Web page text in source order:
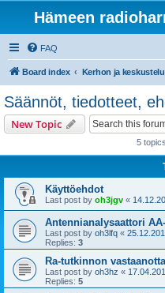
Hämeen
FAQ
Board index
Säännöt, tiedotteet,
New Topic
5
Käyttöehdot
Last post by oh3jgv «
Antennianalysaattori
Last post by oh3lfq «
Replies: 3
Ra-tutkinnon
Last post by oh3hz «
Replies: 5